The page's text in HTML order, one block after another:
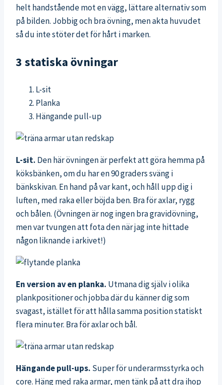
helt handstående mot en vägg, lättare alternativ som
på bilden. Jobbig och bra övning, men akta huvudet
så du inte stöter det för hårt i marken.
3 statiska övningar
L-sit
Planka
Hängande pull-up
L-sit. Den här övningen är perfekt att göra hemma på
köksbänken, om du har en 90 graders sväng i
bänkskivan. En hand på var kant, och håll upp dig i
luften, med raka eller böjda ben. Bra för axlar, rygg
och bålen. (Övningen är nog ingen bra gravidövning,
men var tvungen att fota den när jag inte hittade
någon liknande i arkivet!)
En version av en planka. Utmana dig själv i olika
plankpositioner och jobba där du känner dig som
svagast, istället för att hålla samma position statiskt
flera minuter. Bra för axlar och bål.
Hängande pull-ups. Super för underarmsstyrka och
core. Häng med raka armar, men tänk på att dra ihop